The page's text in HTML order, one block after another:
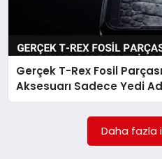
SPOR
Gerçek T-Rex Fosil
Aksesuarı Sadece Yedi
Daha fazla